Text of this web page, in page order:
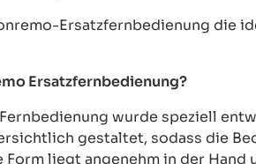
Ersatzfernbedienung die
Ersatzfernbedienung?
wurde speziell
gestaltet, sodass die
Form liegt angenehm in der